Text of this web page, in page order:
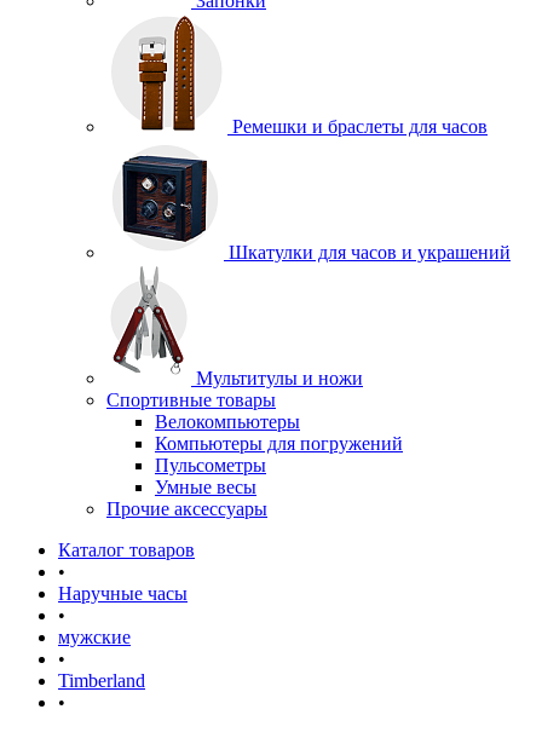
Ремешки и браслеты для часов
Шкатулки для часов и украшений
Мультитулы и ножи
Спортивные товары
Велокомпьютеры
Компьютеры для погружений
Пульсометры
Умные весы
Прочие аксессуары
Каталог товаров
•
Наручные часы
•
мужские
•
Timberland
•